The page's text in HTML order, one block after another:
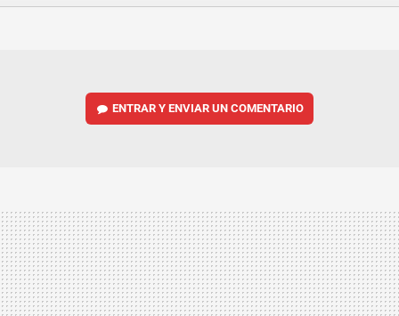
FACEBOOKTWITTERFLIPBOARD
E-
WHATSAPP
ENTRAR Y ENVIAR UN COMENTARIO